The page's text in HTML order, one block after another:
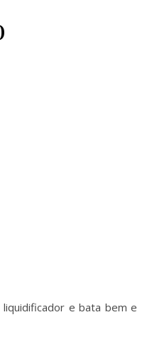
e bata bem e